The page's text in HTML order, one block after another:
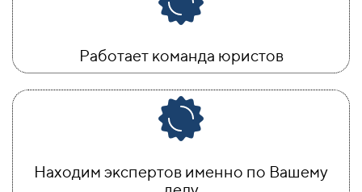
Работает команда юристов
Находим экспертов именно по Вашему